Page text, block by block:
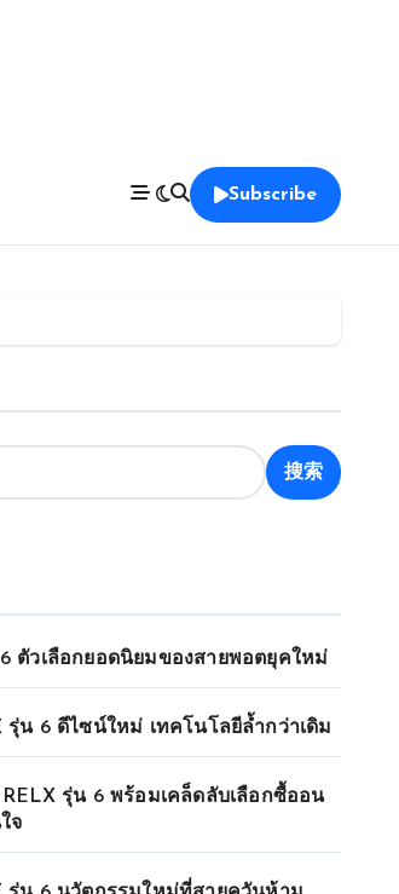
Subscribe
搜索
ตัวเลือกยอดนิยมของสายพอตยุคใหม่
รุ่น 6 ดีไซน์ใหม่ เทคโนโลยีล้ำกว่าเดิม
RELX รุ่น 6 พร้อมเคล็ดลับเลือกซื้ออน
จ